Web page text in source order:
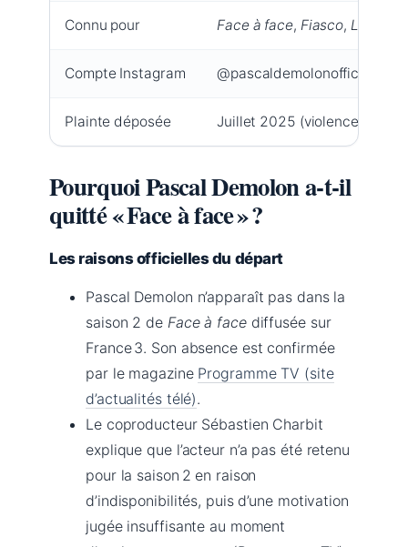
Connu pour Face à face, Fiasco, La Voix
Compte Instagram @pascaldemolonofficiel
Plainte déposée Juillet 2025 (violences
Pourquoi Pascal Demolon a‑t‑il
quitté « Face à face » ?
Les raisons officielles du départ
Pascal Demolon n’apparaît pas dans la
saison 2 de Face à facediffusée sur
France 3. Son absence est confirmée
par le magazine Programme TV (site
d’actualités télé).
Le coproducteur Sébastien Charbit
explique que l’acteur n’a pas été retenu
pour la saison 2 en raison
d’indisponibilités, puis d’une motivation
jugée insuffisante au moment